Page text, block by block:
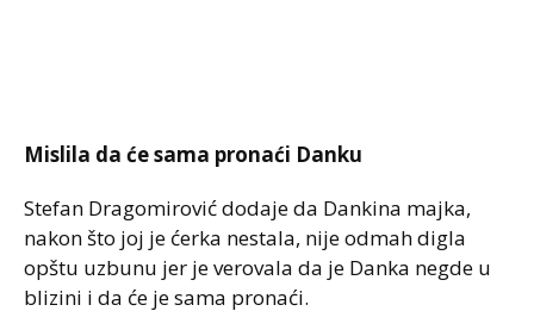
Mislila da će sama pronaći Danku
Stefan Dragomirović dodaje da Dankina majka,
nakon što joj je ćerka nestala, nije odmah digla
opštu uzbunu jer je verovala da je Danka negde u
blizini i da će je sama pronaći.